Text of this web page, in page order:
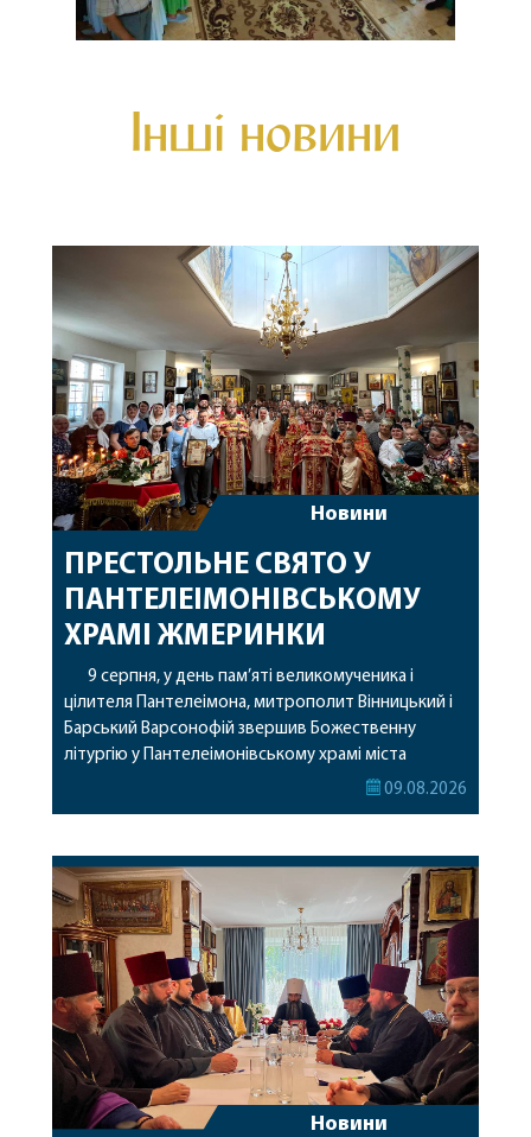
Інші новини
Новини
ПРЕСТОЛЬНЕ СВЯТО У
ПАНТЕЛЕІМОНІВСЬКОМУ
ХРАМІ ЖМЕРИНКИ
9 серпня, у день пам’яті великомученика і
цілителя Пантелеімона, митрополит Вінницький і
Барський Варсонофій звершив Божественну
літургію у Пантелеімонівському храмі міста
Жмеринки. Перед початком богослужіння
часткою її святих мощей. Митрополиту
Варсонофію співслужили секретар єпархії
архімандрит Єнох (Торак), благочинний
Жмеринського округу протоієрей Ярослав
Коромчевський, клірики […]
09.08.2026
Новини